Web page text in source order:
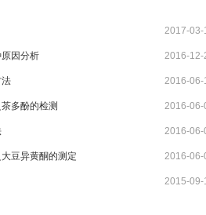
留物料的营养及风味成分。固体饮料的其它加工
水直接升华变成水蒸汽逸出，从而把水从物料
分附加值较高的产品如速溶茶粉、咖啡粉中应
法造粒、干法造粒、快速搅拌制粒技术以及流
完成的新型制粒技术，可大大减少辅料量，制
年，美国威斯康星州的Wurster博士首先提出
2017-03-
因分析 2016-12-
2016-06-
多酚的检测 2016-06-
2016-06-
豆异黄酮的测定 2016-06-
2015-09-